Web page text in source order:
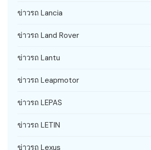
ข่าวรถ Lancia
ข่าวรถ Land Rover
ข่าวรถ Lantu
ข่าวรถ Leapmotor
ข่าวรถ LEPAS
ข่าวรถ LETIN
ข่าวรถ Lexus